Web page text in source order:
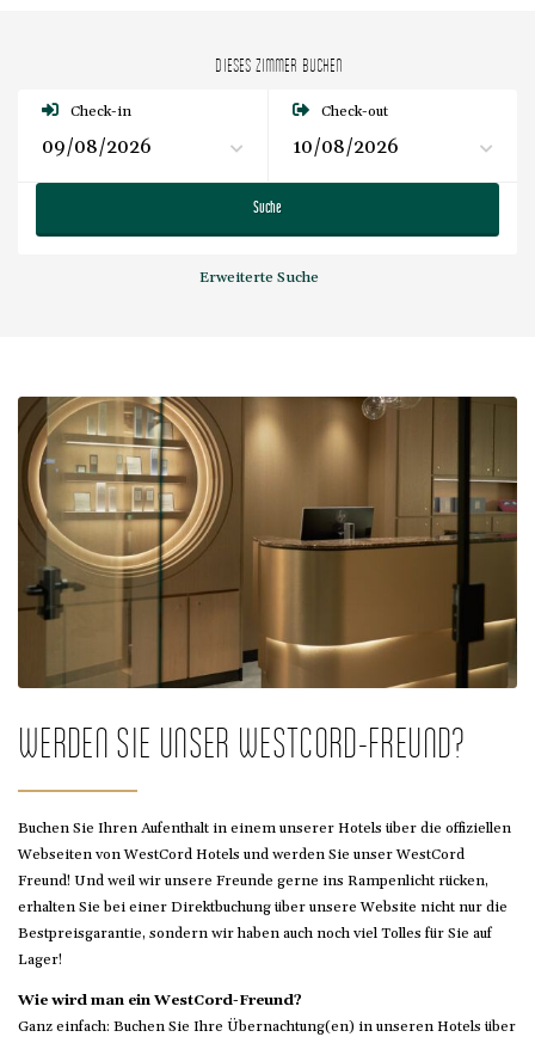
DIESES ZIMMER BUCHEN
Check-in Check-out
Suche
Erweiterte Suche
WERDEN SIE UNSER WESTCORD-FREUND?
Buchen Sie Ihren Aufenthalt in einem unserer Hotels über die offiziellen
Webseiten von WestCord Hotels und werden Sie unser WestCord
Freund! Und weil wir unsere Freunde gerne ins Rampenlicht rücken,
erhalten Sie bei einer Direktbuchung über unsere Website nicht nur die
Bestpreisgarantie, sondern wir haben auch noch viel Tolles für Sie auf
Lager!
Wie wird man ein WestCord-Freund?
Ganz einfach: Buchen Sie Ihre Übernachtung(en) in unseren Hotels über